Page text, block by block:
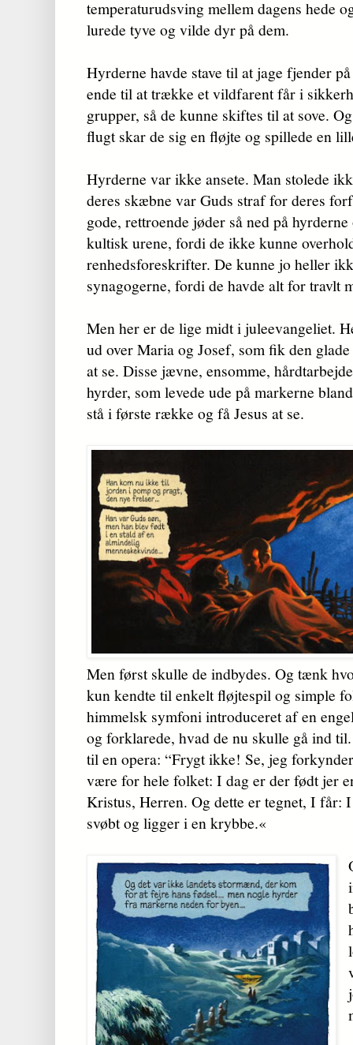
temperaturudsving mellem dagens hede
lurede tyve og vilde dyr på dem.
Hyrderne havde stave til at jage fjender
ende til at trække et vildfarent får i
grupper, så de kunne skiftes til at sove.
flugt skar de sig en fløjte og spillede en
Hyrderne var ikke ansete. Man stolede
deres skæbne var Guds straf for deres
gode, rettroende jøder så ned på
kultisk urene, fordi de ikke kunne
renhedsforeskrifter. De kunne jo heller
synagogerne, fordi de havde alt for travlt
Men her er de lige midt i juleevangeliet.
ud over Maria og Josef, som fik den
at se. Disse jævne, ensomme,
hyrder, som levede ude på markerne
stå i første række og få Jesus at se.
Men først skulle de indbydes. Og tænk
kun kendte til enkelt fløjtespil og simple
himmelsk symfoni introduceret af en
og forklarede, hvad de nu skulle gå ind
til en opera: “Frygt ikke! Se, jeg
være for hele folket: I dag er der født jer
Kristus, Herren. Og dette er tegnet, I får:
svøbt og ligger i en krybbe.«